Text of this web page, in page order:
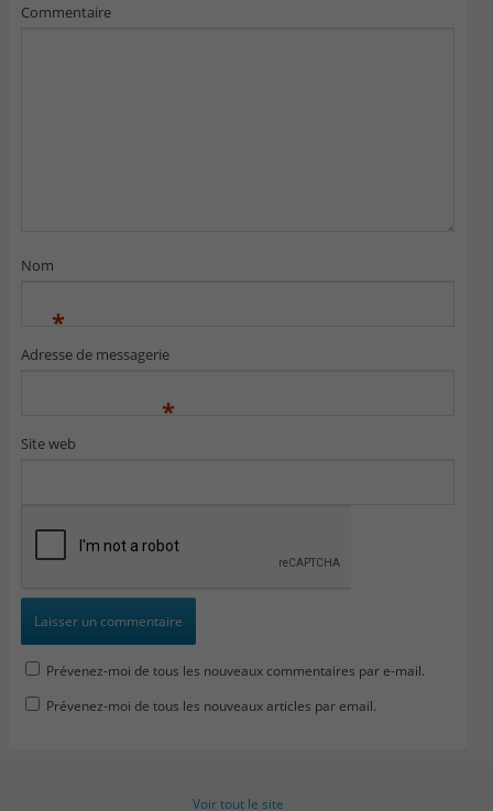
Commentaire
Nom
*
Adresse de messagerie
*
Site web
Prévenez-moi de tous les nouveaux commentaires par e-mail.
Prévenez-moi de tous les nouveaux articles par email.
Voir tout le site